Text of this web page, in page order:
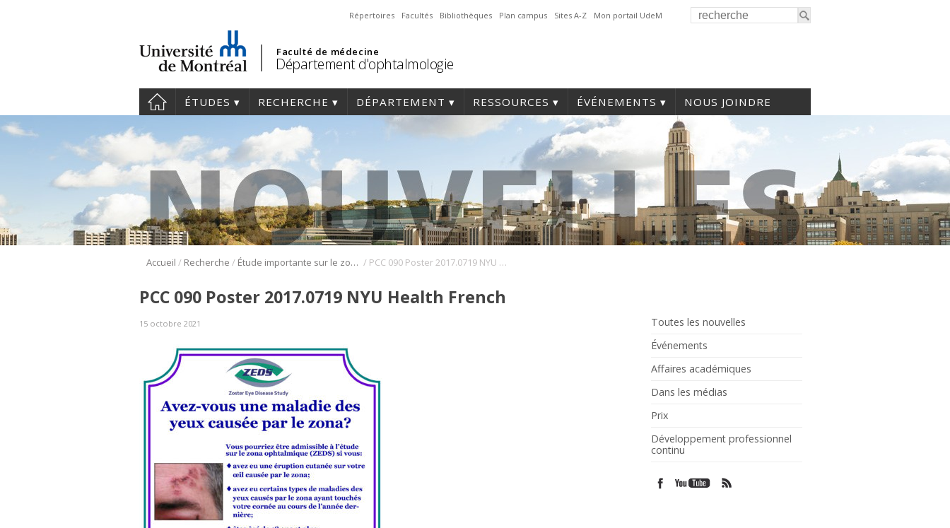
Répertoires Facultés Bibliothèques Plan campus Sites A-Z Mon portail UdeM
Faculté de médecine
Département d'ophtalmologie
ÉTUDES RECHERCHE DÉPARTEMENT RESSOURCES ÉVÉNEMENTS NOUS JOINDRE
Accueil / Recherche / Étude importante sur le zona touchant un œil / PCC 090 Poster 2017.0719 NYU Health French
Toutes les nouvelles
Événements
Affaires académiques
Dans les médias
Prix
Développement professionnel
continu
PCC 090 Poster 2017.0719 NYU Health French
15 octobre 2021